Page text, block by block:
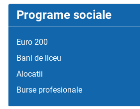
Programe sociale
Euro 200
Bani de liceu
Alocatii
Burse profesionale